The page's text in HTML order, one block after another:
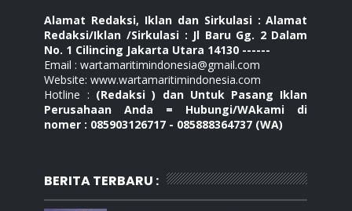
Alamat Redaksi, Iklan dan Sirkulasi : Alamat
Redaksi/Iklan /Sirkulasi : Jl Baru Gg. 2 Dalam
No. 1 Cilincing Jakarta Utara 14130 ------
Email : wartamaritimindonesia@gmail.com
Website: www.wartamaritimindonesia.com
Hotline : (Redaksi ) dan Untuk Pasang Iklan
Perusahaan Anda = Hubungi/WAkami di
nomer : 085903126717 - 085888364737 (WA)
BERITA TERBARU :